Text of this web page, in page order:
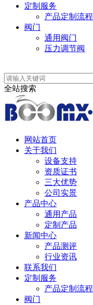
定制服务
产品定制流程
阀门
通用阀门
压力调节阀
全站搜索
网站首页
关于我们
设备支持
资质证书
三大优势
公司实景
产品中心
通用产品
定制产品
新闻中心
产品测评
行业资讯
联系我们
定制服务
产品定制流程
阀门